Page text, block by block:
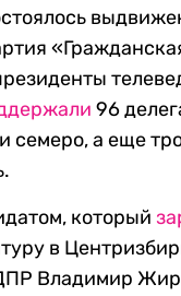
96
семеро, а еще
который
в
Владимир